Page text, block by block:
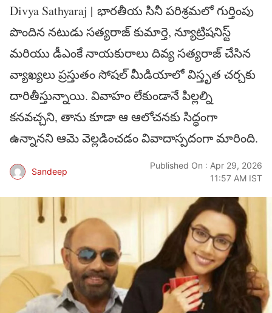
Divya Sathyaraj | భారతీయ సినీ పరిశ్రమలో గుర్తింపు
పొందిన నటుడు సత్యరాజ్ కుమార్తె, న్యూట్రిషనిస్ట్
మరియు డీఎంకే నాయకురాలు దివ్య సత్యరాజ్ చేసిన
వ్యాఖ్యలు ప్రస్తుతం సోషల్ మీడియాలో విస్తృత చర్చకు
దారితీస్తున్నాయి. వివాహం లేకుండానే పిల్లల్ని
కనవచ్చని, తాను కూడా ఆ ఆలోచనకు సిద్ధంగా
ఉన్నానని ఆమె వెల్లడించడం వివాదాస్పదంగా మారింది.
Sandeep
Published On : Apr 29, 2026
11:57 AM IST